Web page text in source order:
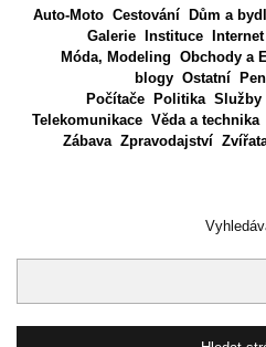
Auto-Moto Cestování Dům a
Galerie
Instituce Internet
Móda, Modeling Obchody a
blogy Ostatní
Počítače
Politika Služby
Telekomunikace Věda a technika
Zábava Zpravodajství